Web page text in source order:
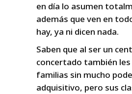
en día lo asumen
además que ven en
hay, ya ni dicen nada.
Saben que al ser un
concertado también les
familias sin mucho
adquisitivo, pero sus